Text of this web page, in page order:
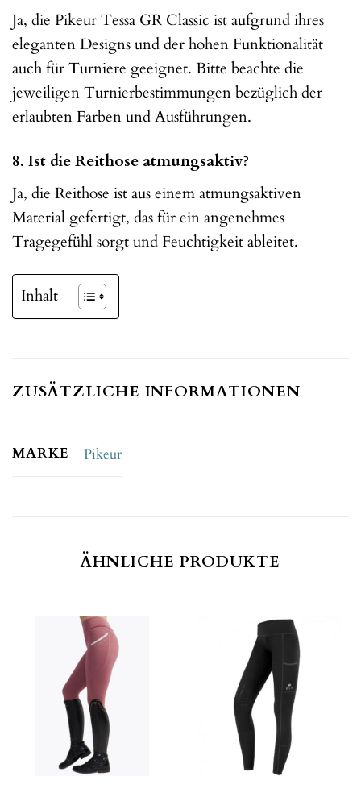
Ja, die Pikeur Tessa GR Classic ist aufgrund ihres
eleganten Designs und der hohen Funktionalität
auch für Turniere geeignet. Bitte beachte die
jeweiligen Turnierbestimmungen bezüglich der
erlaubten Farben und Ausführungen.
8. Ist die Reithose atmungsaktiv?
Ja, die Reithose ist aus einem atmungsaktiven
Material gefertigt, das für ein angenehmes
Tragegefühl sorgt und Feuchtigkeit ableitet.
Inhalt
ZUSÄTZLICHE INFORMATIONEN
MARKE Pikeur
ÄHNLICHE PRODUKTE